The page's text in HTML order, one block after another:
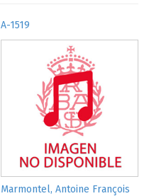
A-1519
Marmontel, Antoine François